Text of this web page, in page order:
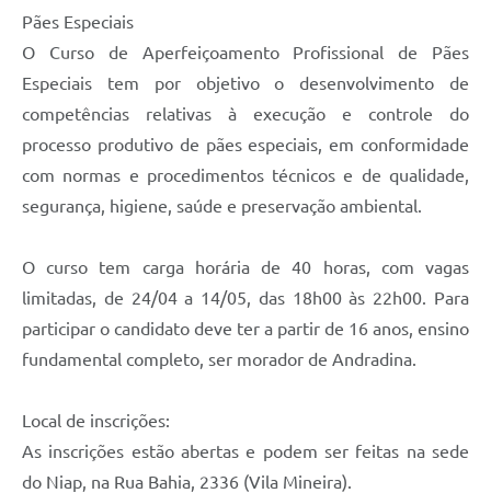
Pães Especiais
O Curso de Aperfeiçoamento Profissional de Pães
Especiais tem por objetivo o desenvolvimento de
competências relativas à execução e controle do
processo produtivo de pães especiais, em conformidade
com normas e procedimentos técnicos e de qualidade,
segurança, higiene, saúde e preservação ambiental.
O curso tem carga horária de 40 horas, com vagas
limitadas, de 24/04 a 14/05, das 18h00 às 22h00. Para
participar o candidato deve ter a partir de 16 anos, ensino
fundamental completo, ser morador de Andradina.
Local de inscrições:
As inscrições estão abertas e podem ser feitas na sede
do Niap, na Rua Bahia, 2336 (Vila Mineira).